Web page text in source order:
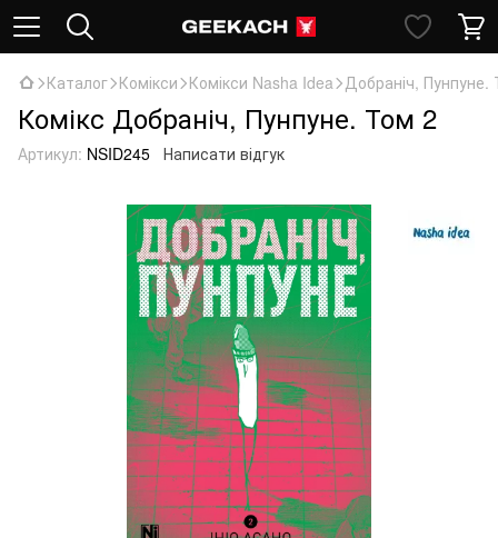
Каталог Комікси Комікси Nasha Idea Добраніч, Пунпуне.
Комікс Добраніч, Пунпуне. Том 2
Артикул: NSID245 Написати відгук